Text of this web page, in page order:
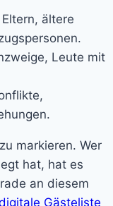
ältere
Leute mit
markieren. Wer
hat, hat es
an diesem
Gästeliste